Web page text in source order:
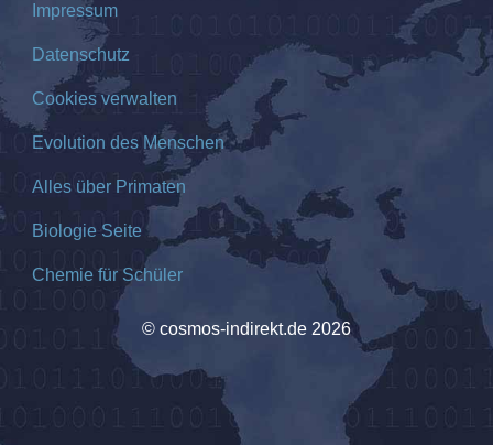
Impressum
Datenschutz
Cookies verwalten
Evolution des Menschen
Alles über Primaten
Biologie Seite
Chemie für Schüler
© cosmos-indirekt.de 2026